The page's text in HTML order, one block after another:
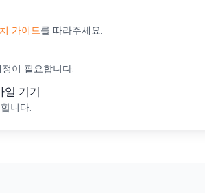
가이드를 따라주세요.
이 필요합니다.
기기
니다.